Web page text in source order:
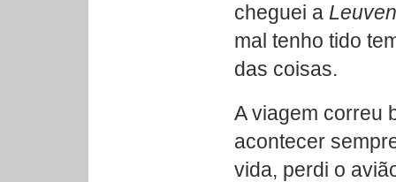
cheguei a Leuven
mal tenho tido
das coisas.
A viagem correu
acontecer
vida, perdi o